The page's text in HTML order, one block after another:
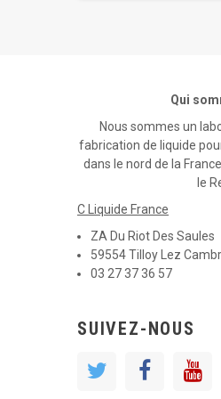
Qui
Nous sommes un
fabrication de liquide
dans le nord de la
le
C Liquide France
ZA Du Riot Des Saules
59554 Tilloy Lez
03 27 37 36 57
SUIVEZ-NOUS